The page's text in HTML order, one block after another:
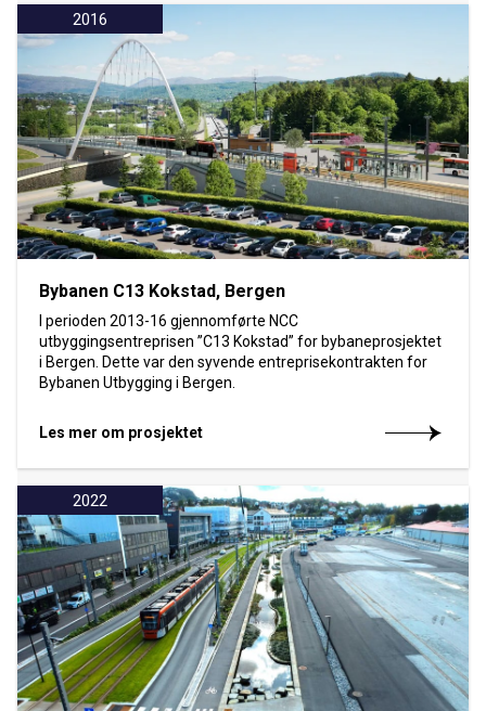
2016
Bybanen C13 Kokstad, Bergen
I perioden 2013-16 gjennomførte NCC
utbyggingsentreprisen ”C13 Kokstad” for bybaneprosjektet
i Bergen. Dette var den syvende entreprisekontrakten for
Bybanen Utbygging i Bergen.
Les mer om prosjektet
2022